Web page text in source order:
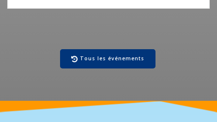
Tous les événements